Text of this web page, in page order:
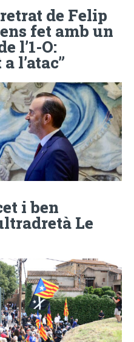
de Felip
fet amb un
l’1-O:
l’atac”
i ben
Le